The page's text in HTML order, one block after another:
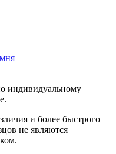
индивидуальному
и более быстрого
не являются